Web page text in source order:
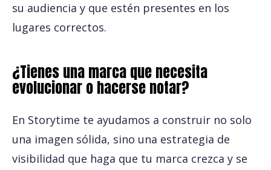
su audiencia y que estén presentes en los
lugares correctos.
¿Tienes una marca que necesita
evolucionar o hacerse notar?
En Storytime te ayudamos a construir no solo
una imagen sólida, sino una estrategia de
visibilidad que haga que tu marca crezca y se